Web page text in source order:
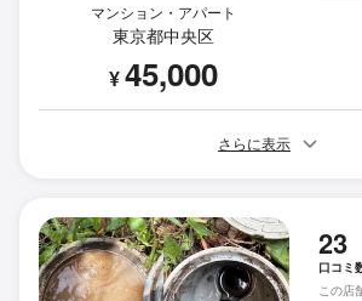
マンション・アパート
東京都中央区
¥45,000
さらに表示
23
口コミ
この店